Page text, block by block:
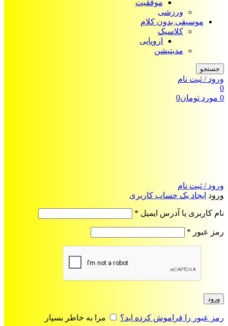
موفقیت
ورزشی
موسیقی بدون کلام
کلاسیک
اروپایی
مدیتیشن
جستجو
ورود / ثبت نام
0
0 مورد تومان0
ورود / ثبت نام
ورود ایجاد یک حساب کاربری
نام کاربری یا آدرس ایمیل *
رمز عبور *
ورود
رمز عبور را فراموش کرده اید؟
مرا به خاطر بسپار